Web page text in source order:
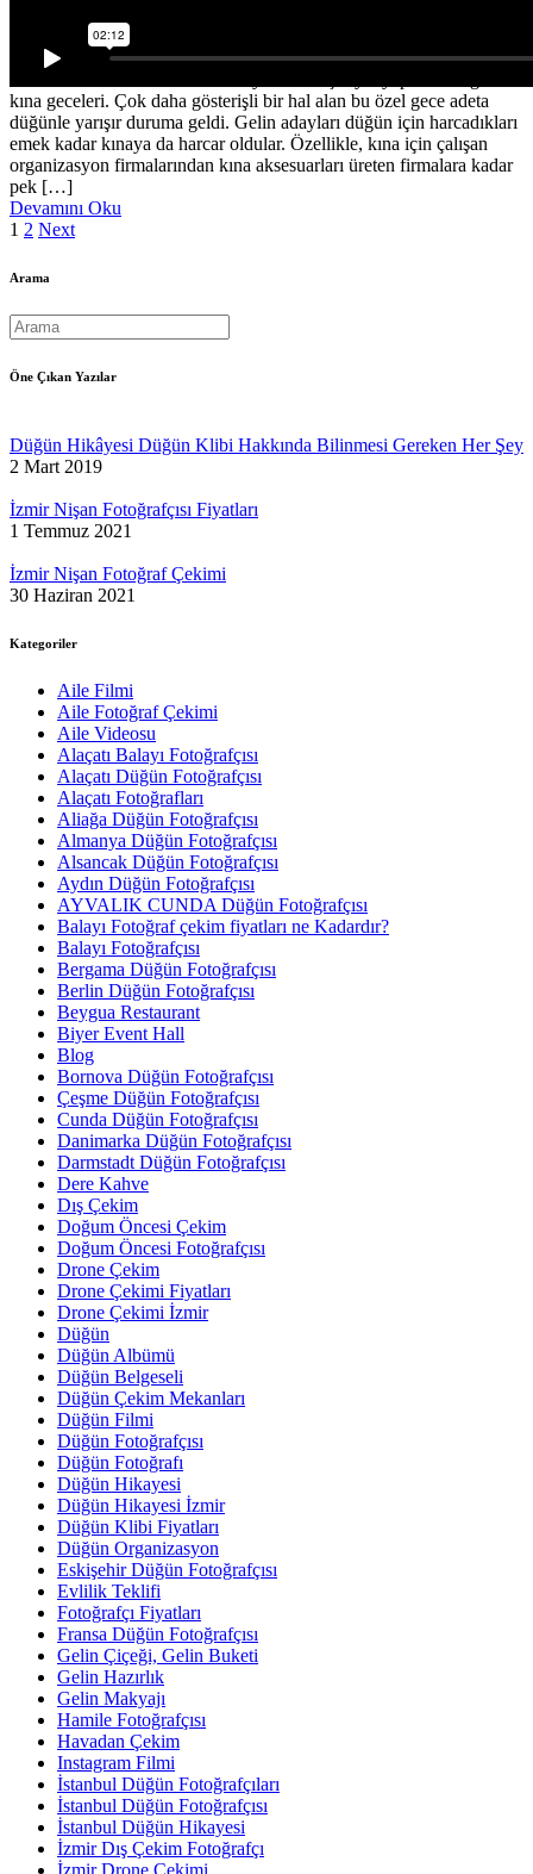
Gelin Adaylarına En Güzel Kına Geceleri Son yıllarda evlilik
kına geceleri. Çok daha gösterişli bir hal alan bu özel gece adeta
düğünle yarışır duruma geldi. Gelin adayları düğün için harcadıkları
emek kadar kınaya da harcar oldular. Özellikle, kına için çalışan
organizasyon firmalarından kına aksesuarları üreten firmalara kadar
pek […]
Devamını Oku
Yazı
dolaşımı
1 2 Next
Arama
Öne Çıkan Yazılar
Düğün Hikâyesi Düğün Klibi Hakkında Bilinmesi Gereken Her Şey
2 Mart 2019
İzmir Nişan Fotoğrafçısı Fiyatları
1 Temmuz 2021
İzmir Nişan Fotoğraf Çekimi
30 Haziran 2021
Kategoriler
Aile Filmi
Aile Fotoğraf Çekimi
Aile Videosu
Alaçatı Balayı Fotoğrafçısı
Alaçatı Düğün Fotoğrafçısı
Alaçatı Fotoğrafları
Aliağa Düğün Fotoğrafçısı
Almanya Düğün Fotoğrafçısı
Alsancak Düğün Fotoğrafçısı
Aydın Düğün Fotoğrafçısı
AYVALIK CUNDA Düğün Fotoğrafçısı
Balayı Fotoğraf çekim fiyatları ne Kadardır?
Balayı Fotoğrafçısı
Bergama Düğün Fotoğrafçısı
Berlin Düğün Fotoğrafçısı
Beygua Restaurant
Biyer Event Hall
Blog
Bornova Düğün Fotoğrafçısı
Çeşme Düğün Fotoğrafçısı
Cunda Düğün Fotoğrafçısı
Danimarka Düğün Fotoğrafçısı
Darmstadt Düğün Fotoğrafçısı
Dere Kahve
Dış Çekim
Doğum Öncesi Çekim
Doğum Öncesi Fotoğrafçısı
Drone Çekim
Drone Çekimi Fiyatları
Drone Çekimi İzmir
Düğün
Düğün Albümü
Düğün Belgeseli
Düğün Çekim Mekanları
Düğün Filmi
Düğün Fotoğrafçısı
Düğün Fotoğrafı
Düğün Hikayesi
Düğün Hikayesi İzmir
Düğün Klibi Fiyatları
Düğün Organizasyon
Eskişehir Düğün Fotoğrafçısı
Evlilik Teklifi
Fotoğrafçı Fiyatları
Fransa Düğün Fotoğrafçısı
Gelin Çiçeği, Gelin Buketi
Gelin Hazırlık
Gelin Makyajı
Hamile Fotoğrafçısı
Havadan Çekim
Instagram Filmi
İstanbul Düğün Fotoğrafçıları
İstanbul Düğün Fotoğrafçısı
İstanbul Düğün Hikayesi
İzmir Dış Çekim Fotoğrafçı
İzmir Drone Çekimi